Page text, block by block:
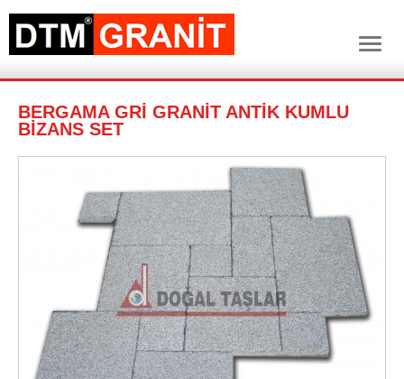
BERGAMA GRİ GRANİT ANTİK KUMLU
BİZANS SET